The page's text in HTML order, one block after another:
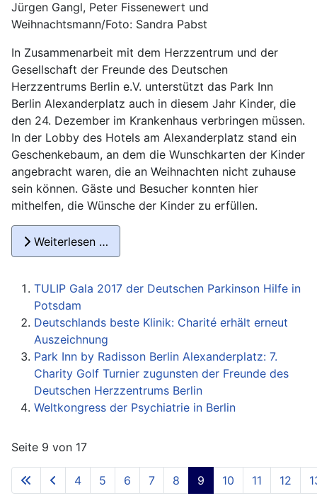
Jürgen Gangl, Peter Fissenewert und
Weihnachtsmann/Foto: Sandra Pabst
In Zusammenarbeit mit dem Herzzentrum und der
Gesellschaft der Freunde des Deutschen
Herzzentrums Berlin e.V. unterstützt das Park Inn
Berlin Alexanderplatz auch in diesem Jahr Kinder, die
den 24. Dezember im Krankenhaus verbringen müssen.
In der Lobby des Hotels am Alexanderplatz stand ein
Geschenkebaum, an dem die Wunschkarten der Kinder
angebracht waren, die an Weihnachten nicht zuhause
sein können. Gäste und Besucher konnten hier
mithelfen, die Wünsche der Kinder zu erfüllen.
Weiterlesen …
TULIP Gala 2017 der Deutschen Parkinson Hilfe in
Potsdam
Deutschlands beste Klinik: Charité erhält erneut
Auszeichnung
Park Inn by Radisson Berlin Alexanderplatz: 7.
Charity Golf Turnier zugunsten der Freunde des
Deutschen Herzzentrums Berlin
Weltkongress der Psychiatrie in Berlin
Seite 9 von 17
4 5 6 7 8 9 10 11 12